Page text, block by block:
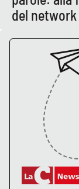
Lactv.it
Laconair.it
Lacitymag.it
Ilreggino.it
del network